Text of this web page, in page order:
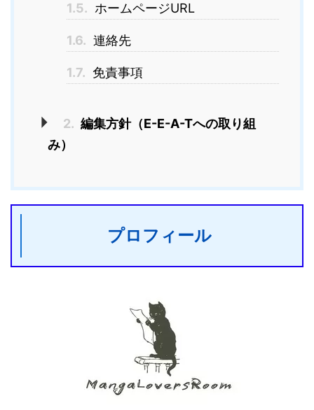
1.5. ホームページURL
1.6. 連絡先
1.7. 免責事項
2. 編集方針（E-E-A-Tへの取り組
み）
プロフィール